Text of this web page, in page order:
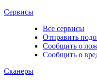
Сервисы
Все сервисы
Отправить
Сообщить о
Сообщить о
Сканеры